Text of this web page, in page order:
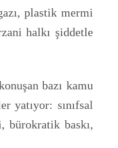
plastik mermi
halkı şiddetle
bazı kamu
yatıyor: sınıfsal
bürokratik baskı,